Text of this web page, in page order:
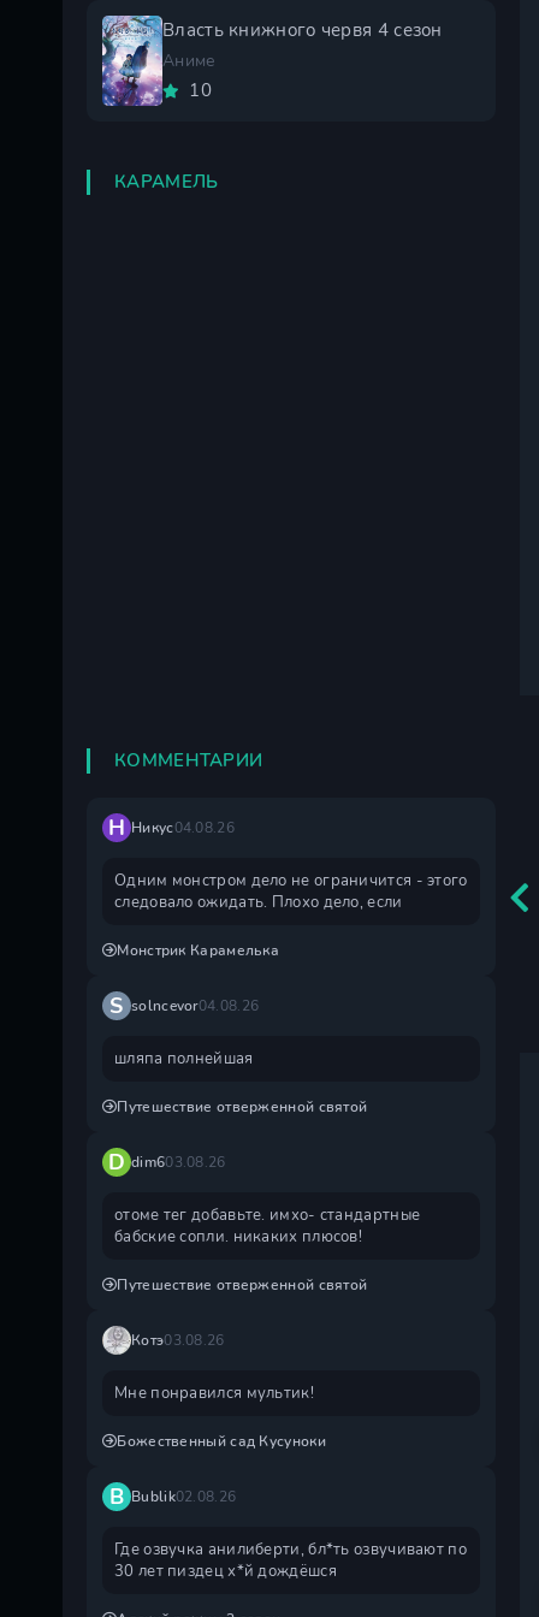
Власть книжного червя 4 сезон
Аниме
10
КАРАМЕЛЬ
КОММЕНТАРИИ
Н Никус04.08.26
Одним монстром дело не ограничится - этого
следовало ожидать. Плохо дело, если
Монстрик Карамелька
S solncevor04.08.26
шляпа полнейшая
Путешествие отверженной святой
D dim603.08.26
отоме тег добавьте. имхо- стандартные
бабские сопли. никаких плюсов!
Путешествие отверженной святой
Котэ03.08.26
Мне понравился мультик!
Божественный сад Кусуноки
B Bublik02.08.26
Где озвучка анилиберти, бл*ть озвучивают по
30 лет пиздец х*й дождëшся